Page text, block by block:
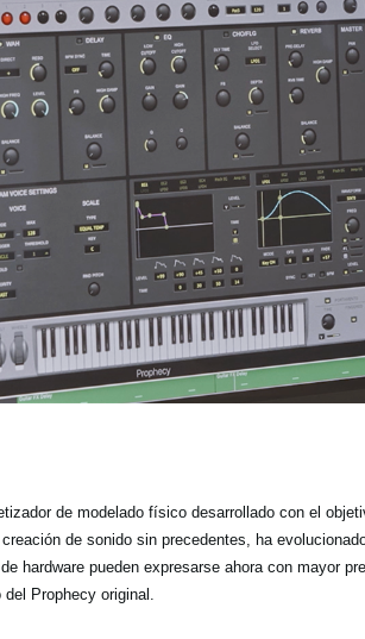
de modelado físico desarrollado con el
de sonido sin precedentes, ha
hardware pueden expresarse ahora con mayor
Prophecy original.